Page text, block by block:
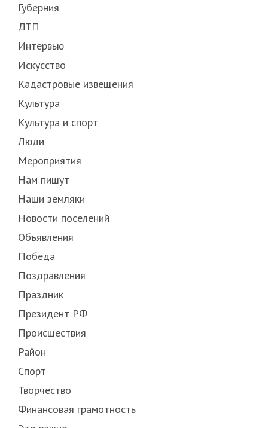
Губерния
ДТП
Интервью
Искусство
Кадастровые извещения
Культура
Культура и спорт
Люди
Мероприятия
Нам пишут
Наши земляки
Новости поселений
Объявления
Победа
Поздравления
Праздник
Президент РФ
Происшествия
Район
Спорт
Творчество
Финансовая грамотность